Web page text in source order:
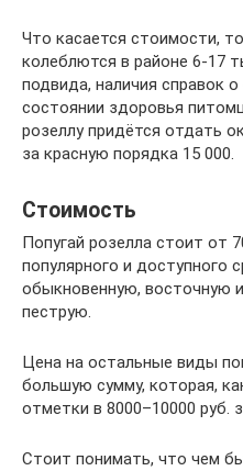
Что касается стоимости,
колеблются в районе 6-17
подвида, наличия справок
состоянии здоровья
розеллу придётся отдать
за красную порядка 15 000.
Стоимость
Попугай розелла стоит от
популярного и доступного
обыкновенную, восточную
пеструю.
Цена на остальные виды
большую сумму, которая,
отметки в 8000–10000 руб.
Стоит понимать, что чем